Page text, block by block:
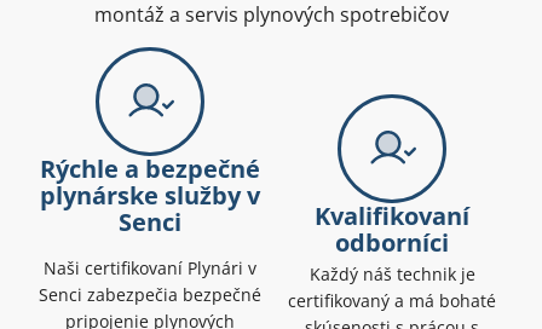
montáž a servis plynových spotrebičov
Rýchle a bezpečné
plynárske služby v
Senci
Naši certifikovaní Plynári v
Senci zabezpečia bezpečné
pripojenie plynových
Kvalifikovaní
odborníci
Každý náš technik je
certifikovaný a má bohaté